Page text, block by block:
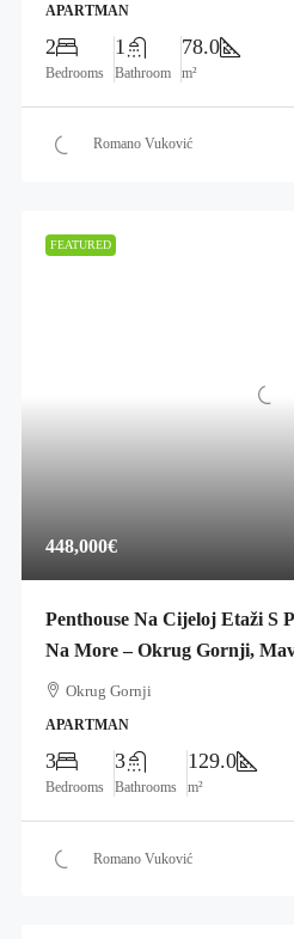
APARTMAN
2
Bedrooms
1
Bathroom
78.0
m²
Romano Vuković
FEATURED
448,000€
Penthouse Na Cijeloj Etaži S
Na More – Okrug Gornji,
Okrug Gornji
APARTMAN
3
Bedrooms
3
Bathrooms
129.0
m²
Romano Vuković